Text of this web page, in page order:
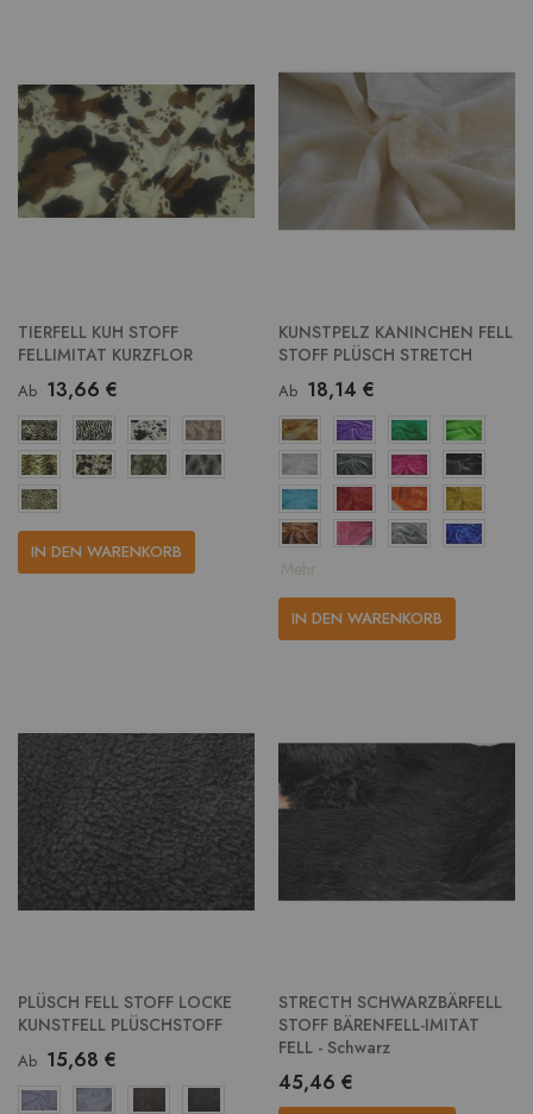
TIERFELL KUH STOFF
FELLIMITAT KURZFLOR
Ab 13,66 €
IN DEN WARENKORB
KUNSTPELZ KANINCHEN FELL
STOFF PLÜSCH STRETCH
Ab 18,14 €
Mehr
IN DEN WARENKORB
PLÜSCH FELL STOFF LOCKE
KUNSTFELL PLÜSCHSTOFF
Ab 15,68 €
STRECTH SCHWARZBÄRFELL
STOFF BÄRENFELL-IMITAT
FELL - Schwarz
45,46 €